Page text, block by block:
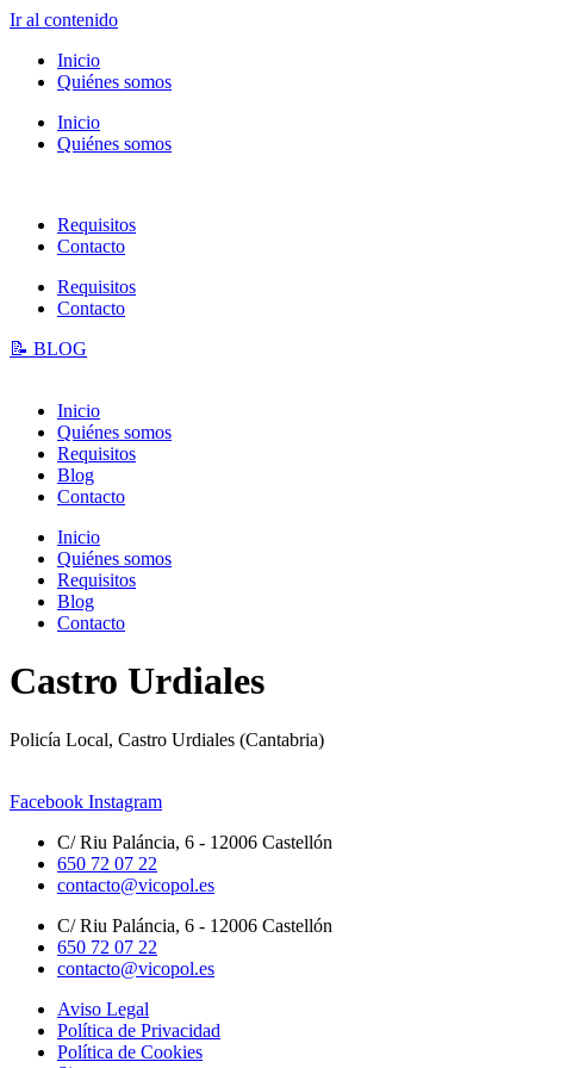
Ir al contenido
Inicio
Quiénes somos
Inicio
Quiénes somos
Requisitos
Contacto
Requisitos
Contacto
📝 BLOG
Inicio
Quiénes somos
Requisitos
Blog
Contacto
Inicio
Quiénes somos
Requisitos
Blog
Contacto
Castro Urdiales
Policía Local, Castro Urdiales (Cantabria)
Facebook Instagram
C/ Riu Paláncia, 6 - 12006 Castellón
650 72 07 22
contacto@vicopol.es
C/ Riu Paláncia, 6 - 12006 Castellón
650 72 07 22
contacto@vicopol.es
Aviso Legal
Política de Privacidad
Política de Cookies